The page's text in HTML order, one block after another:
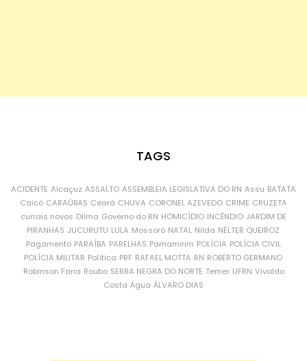
TAGS
ACIDENTE Alcaçuz ASSALTO ASSEMBLEIA LEGISLATIVA DO RN Assu BATATA
Caicó CARAÚBAS Ceará CHUVA CORONEL AZEVEDO CRIME CRUZETA
currais novos Dilma Governo do RN HOMICÍDIO INCÊNDIO JARDIM DE
PIRANHAS JUCURUTU LULA Mossoró NATAL Nilda NÉLTER QUEIROZ
Pagamento PARAÍBA PARELHAS Parnamirim POLÍCIA POLÍCIA CIVIL
POLÍCIA MILITAR Política PRF RAFAEL MOTTA RN ROBERTO GERMANO
Robinson Faria Roubo SERRA NEGRA DO NORTE Temer UFRN Vivaldo
Costa Água ÁLVARO DIAS